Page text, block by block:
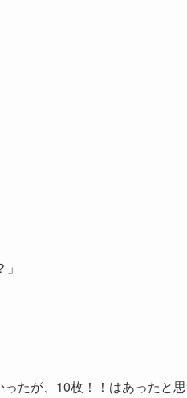
たが、10枚！！はあったと思